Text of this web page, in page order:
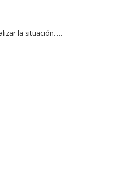
la situación. …